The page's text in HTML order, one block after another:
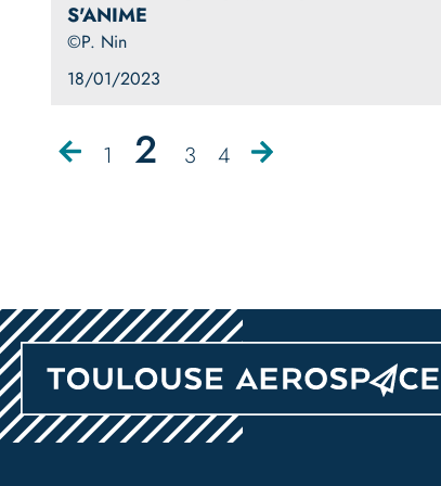
S'ANIME
©P. Nin
18/01/2023
Pagination
Page
précédente
Page
1
Page
2 Page
3
Page
4
Page
suivante